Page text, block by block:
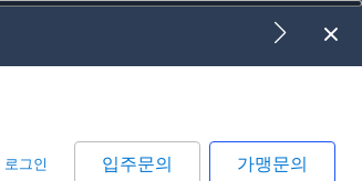
로그인 입주문의 가맹문의